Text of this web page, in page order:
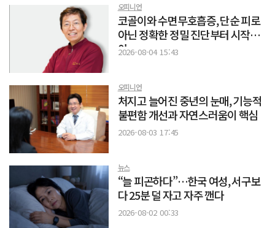
오피니언
코골이와 수면무호흡증, 단순 피로
아닌 정확한 정밀 진단부터 시작해
야
2026-08-04 15:43
오피니언
처지고 늘어진 중년의 눈매, 기능적
불편함 개선과 자연스러움이 핵심
2026-08-03 17:45
뉴스
“늘 피곤하다”…한국 여성, 서구보
다 25분 덜 자고 자주 깬다
2026-08-02 00:33